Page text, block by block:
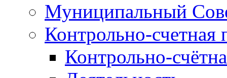
Муниципальный
Контрольно-счетная
Контрольно-